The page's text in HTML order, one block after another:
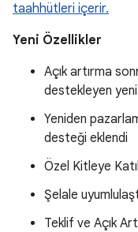
taahhütleri içerir.
Yeni Özellikler
Açık artırma
destekleyen
Yeniden
desteği eklendi
Özel Kitleye
Şelale
Teklif ve Açık